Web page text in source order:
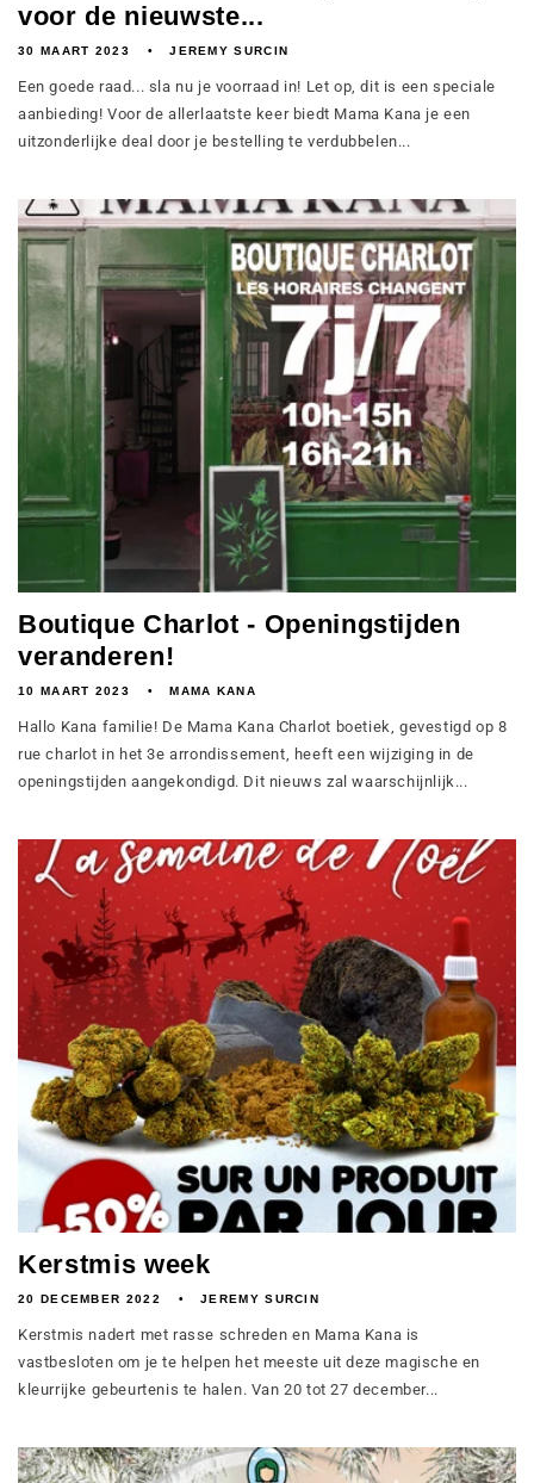
voor de nieuwste...
30 MAART 2023 JEREMY SURCIN
Een goede raad... sla nu je voorraad in! Let op, dit is een speciale
aanbieding! Voor de allerlaatste keer biedt Mama Kana je een
uitzonderlijke deal door je bestelling te verdubbelen...
Boutique Charlot - Openingstijden
veranderen!
10 MAART 2023 MAMA KANA
Hallo Kana familie! De Mama Kana Charlot boetiek, gevestigd op 8
rue charlot in het 3e arrondissement, heeft een wijziging in de
openingstijden aangekondigd. Dit nieuws zal waarschijnlijk...
Kerstmis week
20 DECEMBER 2022 JEREMY SURCIN
Kerstmis nadert met rasse schreden en Mama Kana is
vastbesloten om je te helpen het meeste uit deze magische en
kleurrijke gebeurtenis te halen. Van 20 tot 27 december...